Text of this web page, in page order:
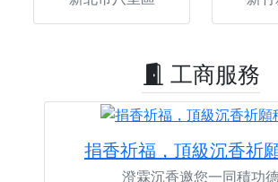
工商服務
捐香祈福，頂級沉香祈
澄霖沉香邀您一同積功